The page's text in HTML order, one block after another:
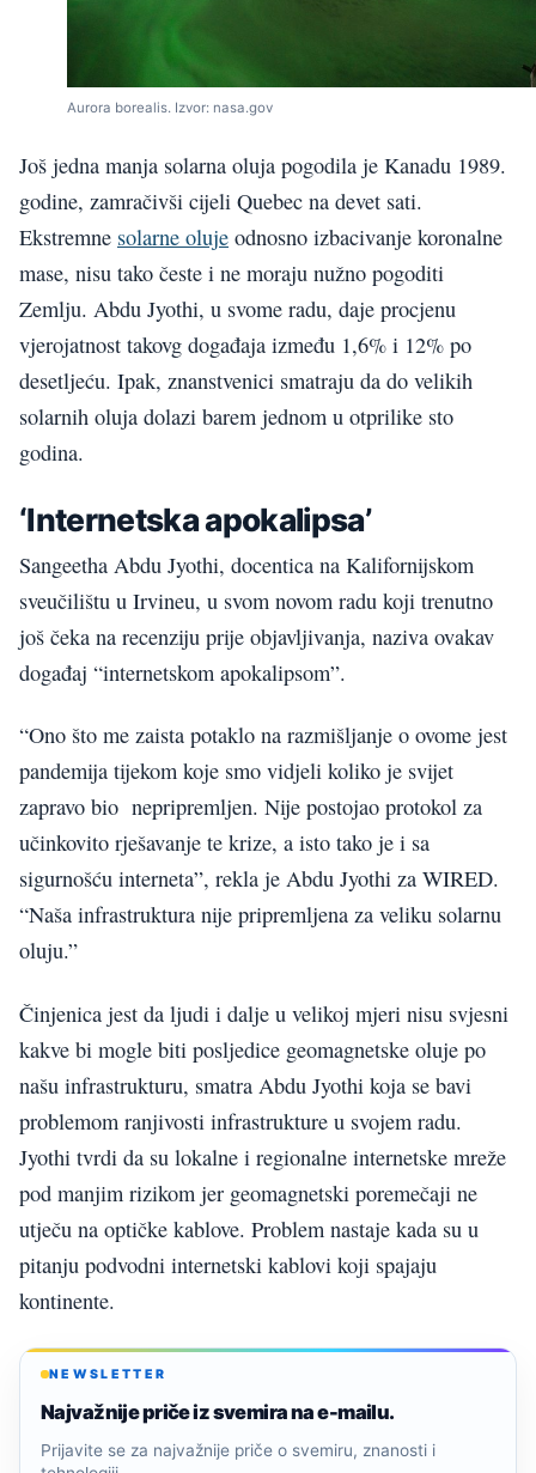
Aurora borealis. Izvor: nasa.gov
Još jedna manja solarna oluja pogodila je Kanadu 1989.
godine, zamračivši cijeli Quebec na devet sati.
Ekstremne solarne oluje odnosno izbacivanje koronalne
mase, nisu tako česte i ne moraju nužno pogoditi
Zemlju. Abdu Jyothi, u svome radu, daje procjenu
vjerojatnost takovg događaja između 1,6% i 12% po
desetljeću. Ipak, znanstvenici smatraju da do velikih
solarnih oluja dolazi barem jednom u otprilike sto
godina.
‘Internetska apokalipsa’
Sangeetha Abdu Jyothi, docentica na Kalifornijskom
sveučilištu u Irvineu, u svom novom radu koji trenutno
još čeka na recenziju prije objavljivanja, naziva ovakav
događaj “internetskom apokalipsom”.
“Ono što me zaista potaklo na razmišljanje o ovome jest
pandemija tijekom koje smo vidjeli koliko je svijet
zapravo bio nepripremljen. Nije postojao protokol za
učinkovito rješavanje te krize, a isto tako je i sa
sigurnošću interneta”, rekla je Abdu Jyothi za WIRED.
“Naša infrastruktura nije pripremljena za veliku solarnu
oluju.”
Činjenica jest da ljudi i dalje u velikoj mjeri nisu svjesni
kakve bi mogle biti posljedice geomagnetske oluje po
našu infrastrukturu, smatra Abdu Jyothi koja se bavi
problemom ranjivosti infrastrukture u svojem radu.
Jyothi tvrdi da su lokalne i regionalne internetske mreže
pod manjim rizikom jer geomagnetski poremečaji ne
utječu na optičke kablove. Problem nastaje kada su u
pitanju podvodni internetski kablovi koji spajaju
kontinente.
NEWSLETTER
Najvažnije priče iz svemira na e-mailu.
Prijavite se za najvažnije priče o svemiru, znanosti i